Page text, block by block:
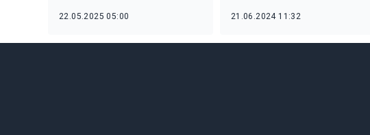
22.05.2025 05:00 21.06.2024 11:32